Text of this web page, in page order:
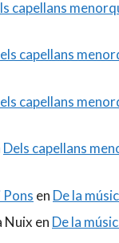
capellans
capellans
capellans
Dels capellans
Pons en De la
Nuix en De la